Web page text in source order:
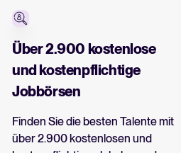
Über 2.900 kostenlose
und kostenpflichtige
Jobbörsen
Finden Sie die besten Talente mit
über 2.900 kostenlosen und